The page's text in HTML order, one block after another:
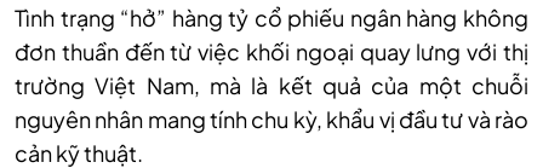
Tình trạng “hở” hàng tỷ cổ phiếu ngân hàng không
đơn thuần đến từ việc khối ngoại quay lưng với thị
trường Việt Nam, mà là kết quả của một chuỗi
nguyên nhân mang tính chu kỳ, khẩu vị đầu tư và rào
cản kỹ thuật.